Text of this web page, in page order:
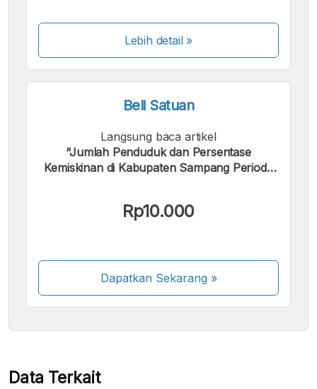
Lebih detail »
Beli Satuan
Langsung baca artikel
“Jumlah Penduduk dan Persentase
Kemiskinan di Kabupaten Sampang Periode
Rp10.000
Dapatkan Sekarang»
Kami menerima pembayaran berikut:
Beberapa metode pembayaran masih dalam
proses aktivasi.
Data Terkait